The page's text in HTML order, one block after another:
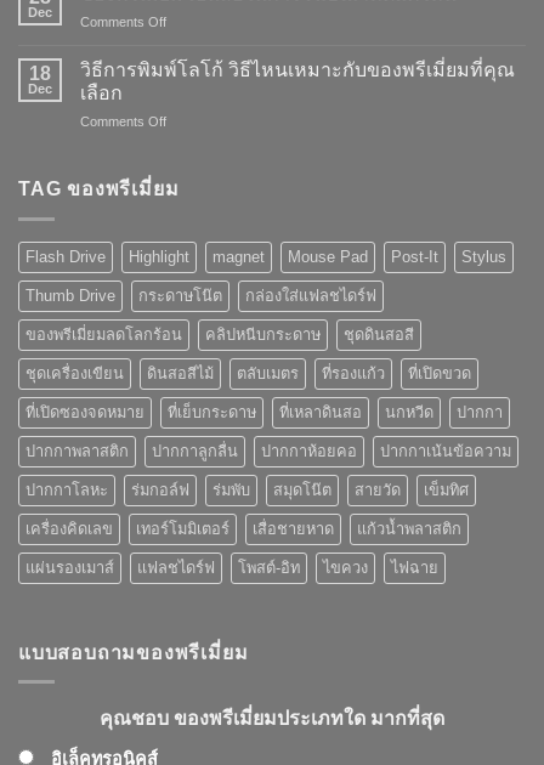
“ของ
Dec
Comments Offon
พรี
เป็น
การ
ดี
แค่
ไหน
18
Dec
วิธีการพิมพ์โลโก้ วิธีไหนเหมาะกับของพรีเมี่ยมที่คุณ
เลือก
Comments Offon
พิมพ์
ไหน
เหมาะ
กับ
เมี่
ยม
ที่
คุณ
เลือก
TAG ของพรีเมี่ยม
Flash Drive Highlight magnet Mouse Pad Post-It Stylus
Thumb Drive กระดาษโน๊ต กล่องใส่แฟลชไดร์ฟ
ของพรีเมี่ยมลดโลกร้อน คลิปหนีบกระดาษ ชุดดินสอสี
ชุดเครื่องเขียน ดินสอสีไม้ ตลับเมตร ที่รองแก้ว ที่เปิดขวด
ที่เปิดซองจดหมาย ที่เย็บกระดาษ ที่เหลาดินสอ นกหวีด ปากกา
ปากกาพลาสติก ปากกาลูกลื่น ปากกาห้อยคอ ปากกาเน้นข้อความ
ปากกาโลหะ ร่มกอล์ฟ ร่มพับ สมุดโน๊ต สายวัด เข็มทิศ
เครื่องคิดเลข เทอร์โมมิเตอร์ เสื่อชายหาด แก้วน้ำพลาสติก
แผ่นรองเมาส์ แฟลชไดร์ฟ โพสต์-อิท ไขควง ไฟฉาย
แบบสอบถามของพรีเมี่ยม
คุณชอบ ของพรีเมี่ยมประเภทใด มากที่สุด
อิเล็คทรอนิคส์